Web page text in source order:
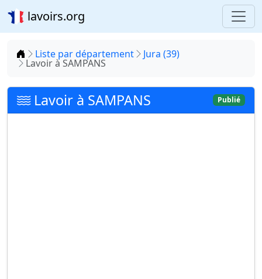
lavoirs.org
Accueil
Liste par département Jura (39)
Lavoir à SAMPANS
Lavoir à SAMPANS Publié